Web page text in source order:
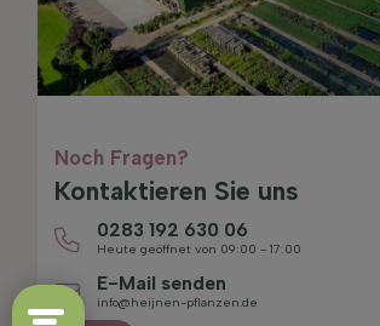
Noch Fragen?
Kontaktieren Sie uns
0283 192 630 06
Heute geöffnet von 09:00 - 17:00
E-Mail senden
info@heijnen-pflanzen.de